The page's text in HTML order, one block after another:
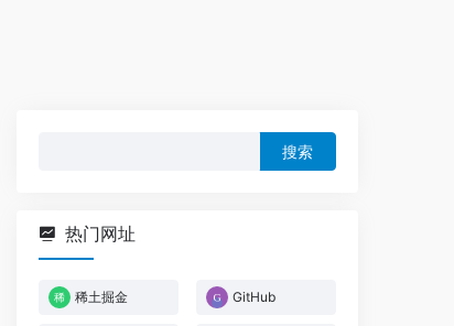
热门网址
稀土掘金 GitHub